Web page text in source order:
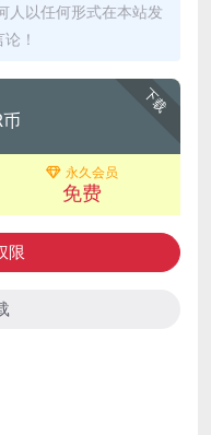
人以任何形式在本站发
！
下载
币
永久会员
免费
限